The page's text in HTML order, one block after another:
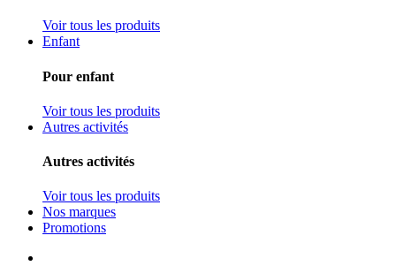
Voir tous les produits
Enfant
Pour enfant
Voir tous les produits
Autres activités
Autres activités
Voir tous les produits
Nos marques
Promotions